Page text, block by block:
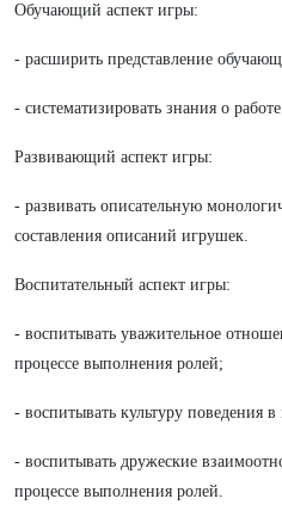
Обучающий аспект игры:
- расширить представление
- систематизировать знания о
Развивающий аспект игры:
- развивать описательную
составления описаний игрушек.
Воспитательный аспект игры:
- воспитывать уважительное
процессе выполнения ролей;
- воспитывать культуру поведения в
- воспитывать дружеские
процессе выполнения ролей.